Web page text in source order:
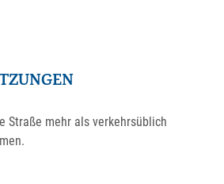
Straße mehr als verkehrsüblich